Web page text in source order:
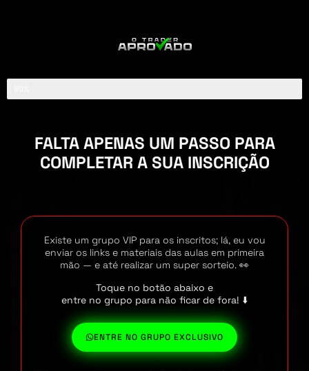
FALTA APENAS UM PASSO PARA
COMPLETAR A SUA INSCRIÇÃO
Existe um grupo VIP para os inscritos; lá, eu vou
enviar os links e materiais das aulas em primeira
mão — e até realizar um super sorteio. 👀
Toque no botão abaixo e
entre no grupo para não ficar de fora! ⬇️
ENTRE NO GRUPO EXCLUSIVO